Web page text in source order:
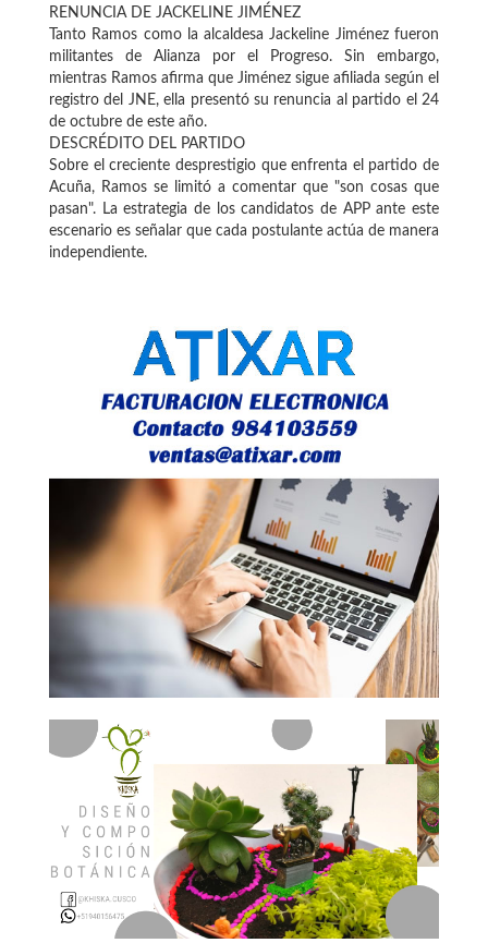
RENUNCIA DE JACKELINE JIMÉNEZ
Tanto Ramos como la alcaldesa Jackeline Jiménez fueron
militantes de Alianza por el Progreso. Sin embargo,
mientras Ramos afirma que Jiménez sigue afiliada según el
registro del JNE, ella presentó su renuncia al partido el 24
de octubre de este año.
DESCRÉDITO DEL PARTIDO
Sobre el creciente desprestigio que enfrenta el partido de
Acuña, Ramos se limitó a comentar que "son cosas que
pasan". La estrategia de los candidatos de APP ante este
escenario es señalar que cada postulante actúa de manera
independiente.